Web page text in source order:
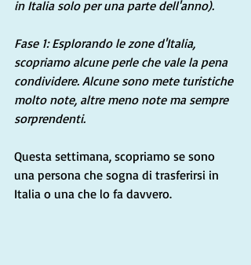
in Italia solo per una parte dell'anno).
Fase 1: Esplorando le zone d'Italia,
scopriamo alcune perle che vale la pena
condividere. Alcune sono mete turistiche
molto note, altre meno note ma sempre
sorprendenti.
Questa settimana, scopriamo se sono
una persona che sogna di trasferirsi in
Italia o una che lo fa davvero.